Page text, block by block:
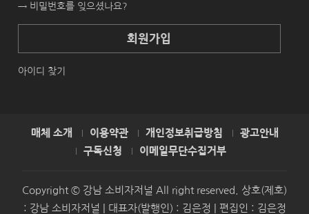
→ 비밀번호를 잊으셨나요?
회원가입
아이디 찾기
매체 소개 이용약관 개인정보취급방침
광고안내
구독신청
이메일무단수집거부
Copyright © 강남 소비자저널 All right reserved. 상호(제호)
: 강남 소비자저널 | 대표자(발행인) : 김은정 | 편집인 : 김은정